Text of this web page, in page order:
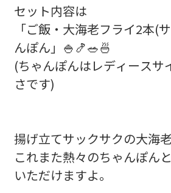
セット内容は
「ご飯・大海老フライ2本(
んぽん」🍚🍤🥗🍜
(ちゃんぽんはレディースサ
さです)
揚げ立てサックサクの大海老
これまた熱々のちゃんぽん
いただけますよ。